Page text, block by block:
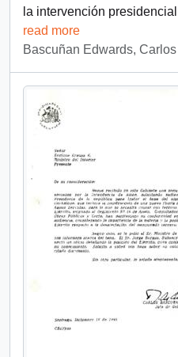
la intervención
read more
Bascuñan Edwards, Carlos